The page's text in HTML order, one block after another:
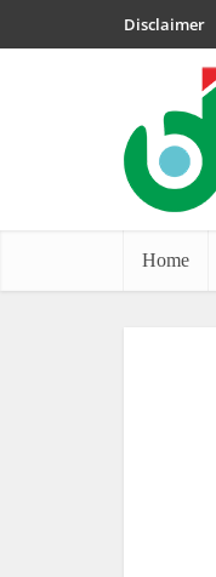
Disclaimer
Home